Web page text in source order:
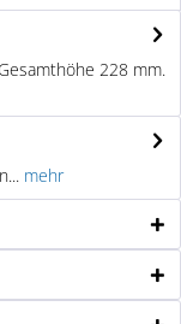
228 mm.
mehr